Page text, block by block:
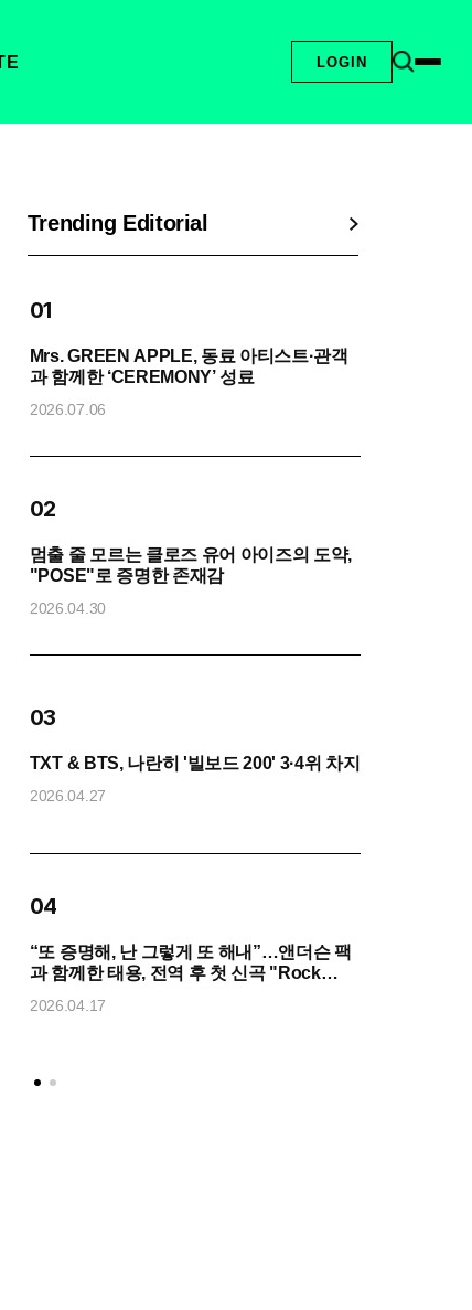
LOGIN
Trending Editorial
01
Mrs. GREEN APPLE, 동료 아티스트·관객
과 함께한 ‘CEREMONY’ 성료
2026.07.06
02
멈출 줄 모르는 클로즈 유어 아이즈의 도약,
"POSE"로 증명한 존재감
2026.04.30
03
TXT & BTS, 나란히 '빌보드 200' 3·4위 차지
2026.04.27
04
“또 증명해, 난 그렇게 또 해내”…앤더슨 팩
과 함께한 태용, 전역 후 첫 신곡 "Rock
2026.04.17